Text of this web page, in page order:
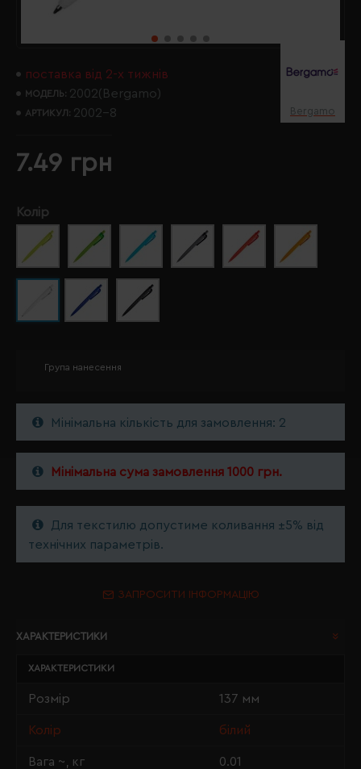
поставка від 2-х тижнів
МОДЕЛЬ: 2002(Bergamo)
АРТИКУЛ: 2002-8 Bergamo
7.49 грн
Колір
Група нанесення
Мінімальна кількість для замовлення: 2
Мінімальна сума замовлення 1000 грн.
Для текстилю допустиме коливання ±5% від
технічних параметрів.
ЗАПРОСИТИ ІНФОРМАЦІЮ
ХАРАКТЕРИСТИКИ
ХАРАКТЕРИСТИКИ
Розмір 137 мм
Колір білий
Вага ~, кг 0.01